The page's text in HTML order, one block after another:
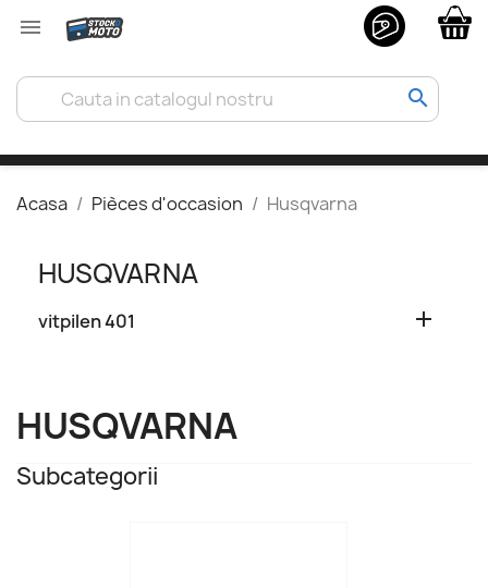

search
Acasa Pièces d'occasion Husqvarna
HUSQVARNA
vitpilen 401 
HUSQVARNA
Subcategorii